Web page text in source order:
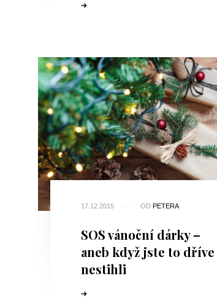
17.12.2015 OD PETERA
SOS vánoční dárky –
aneb když jste to dříve
nestihli